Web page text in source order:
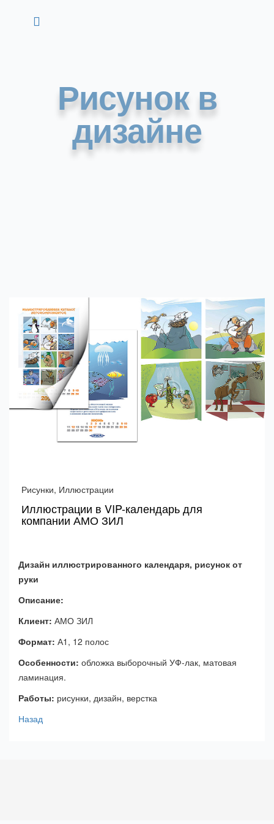
Рисунок в
дизайне
Рисунки, Иллюстрации
Иллюстрации в VIP-календарь для
компании АМО ЗИЛ
Дизайн иллюстрированного календаря, рисунок от
руки
Описание:
Клиент: АМО ЗИЛ
Формат: А1, 12 полос
Особенности: обложка выборочный УФ-лак, матовая
ламинация.
Работы: рисунки, дизайн, верстка
Назад